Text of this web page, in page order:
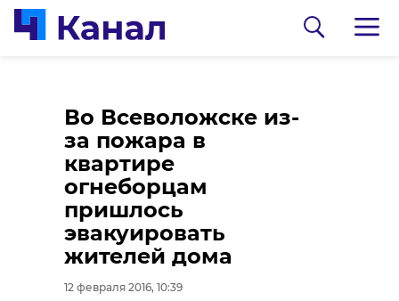
Во Всеволожске из-
за пожара в
квартире
огнеборцам
пришлось
эвакуировать
жителей дома
12 февраля 2016, 10:39
0:00 / 0:00
0:00 / 0:00